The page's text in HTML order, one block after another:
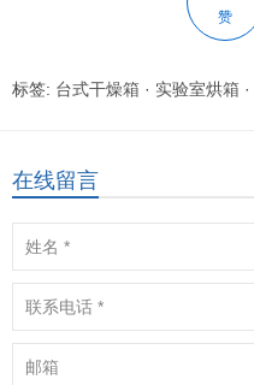
赞
标签: 台式干燥箱 · 实验室烘箱 ·
在线留言